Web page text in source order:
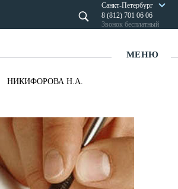
Санкт-Петербург
8 (812) 701 06 06
Звонок бесплатный
МЕНЮ
НИКИФОРОВА Н.А.